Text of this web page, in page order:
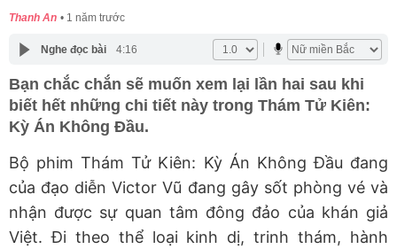
Thanh An 1 năm trước
Nghe đọc bài 4:16
Bạn chắc chắn sẽ muốn xem lại lần hai sau khi
biết hết những chi tiết này trong Thám Tử Kiên:
Kỳ Án Không Đầu.
Bộ phim Thám Tử Kiên: Kỳ Án Không Đầu đang
của đạo diễn Victor Vũ đang gây sốt phòng vé và
nhận được sự quan tâm đông đảo của khán giả
Việt. Đi theo thể loại kinh dị, trinh thám, hành